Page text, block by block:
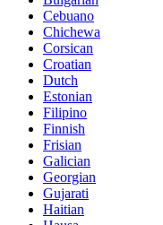
Cebuano
Chichewa
Corsican
Croatian
Dutch
Estonian
Filipino
Finnish
Frisian
Galician
Georgian
Gujarati
Haitian